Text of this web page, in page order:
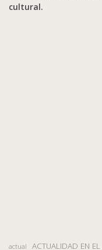
cultural.
actual ACTUALIDAD EN EL